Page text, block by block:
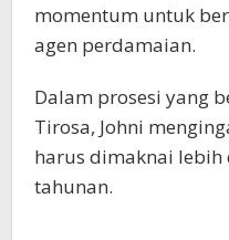
momentum untuk
agen perdamaian.
Dalam prosesi yang
Tirosa, Johni
harus dimaknai
tahunan.